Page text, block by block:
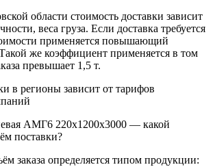
области стоимость доставки зависит
веса груза. Если доставка требуется
применяется повышающий
же коэффициент применяется в том
превышает 1,5 т.
в регионы зависит от тарифов
АМГ6 220х1200х3000 — какой
поставки?
заказа определяется типом продукции: